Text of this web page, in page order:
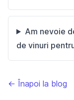
Am nevoie
de vinuri
← Înapoi la blog